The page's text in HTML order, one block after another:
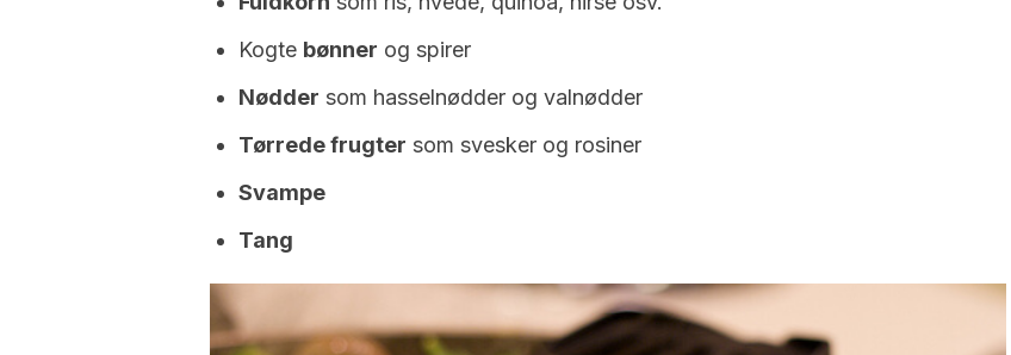
Kogte bønner og spirer
Nødder som hasselnødder og valnødder
Tørrede frugter som svesker og rosiner
Svampe
Tang